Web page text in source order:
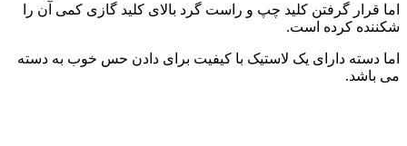
اما قرار گرفتن کلید چپ و راست گرد بالای کلید گازی کمی آن را
شکننده کرده است.
اما دسته دارای یک لاستیک با کیفیت برای دادن حس خوب به دسته
می باشد.